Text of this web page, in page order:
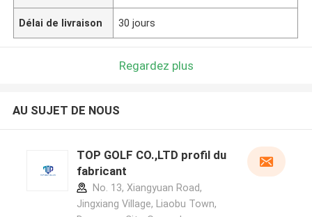
Délai de livraison 30 jours
Regardez plus
AU SUJET DE NOUS
TOP GOLF CO.,LTD profil du
fabricant
No. 13, Xiangyuan Road,
Jingxiang Village, Liaobu Town,